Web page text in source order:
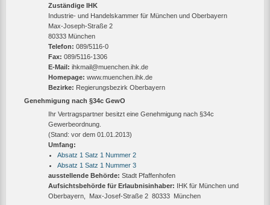
Zuständige IHK
Industrie- und Handelskammer für München und Oberbayern
Max-Joseph-Straße 2
‎80333 München
Telefon: 089/5116-0
Fax: 089/5116-1306
E-Mail: ihkmail@muenchen.ihk.de
Homepage: www.muenchen.ihk.de
Bezirke: Regierungsbezirk Oberbayern
Genehmigung nach §34c GewO
Ihr Vertragspartner besitzt eine Genehmigung nach §34c
Gewerbeordnung.
(Stand: vor dem 01.01.2013)
Umfang:
Absatz 1 Satz 1 Nummer 2
Absatz 1 Satz 1 Nummer 3
ausstellende Behörde: Stadt Pfaffenhofen
Aufsichtsbehörde für Erlaubnisinhaber: IHK für München und
Oberbayern, Max-Josef-Straße 2 80333 München